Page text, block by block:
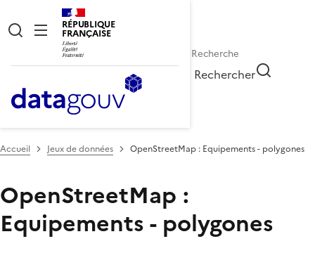
RÉPUBLIQUE
FRANÇAISE
Rechercher
Accueil Jeux de données OpenStreetMap : Equipements - polygones
OpenStreetMap :
Equipements - polygones